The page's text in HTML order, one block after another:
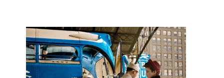
verminderen, maar om scènes
vanuit een andere invalshoek te
presenteren. Haar nauwgezet
maar zeer poëtisch technisch